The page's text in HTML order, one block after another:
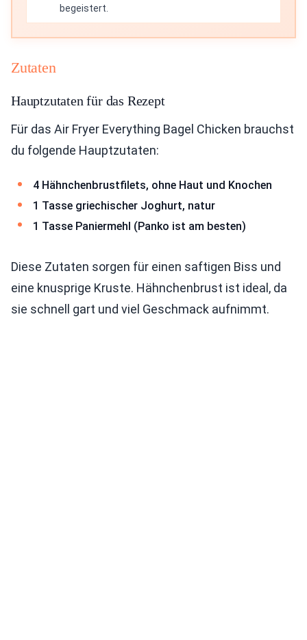
begeistert.
Zutaten
Hauptzutaten für das Rezept
Für das Air Fryer Everything Bagel Chicken brauchst
du folgende Hauptzutaten:
4 Hähnchenbrustfilets, ohne Haut und Knochen
1 Tasse griechischer Joghurt, natur
1 Tasse Paniermehl (Panko ist am besten)
Diese Zutaten sorgen für einen saftigen Biss und
eine knusprige Kruste. Hähnchenbrust ist ideal, da
sie schnell gart und viel Geschmack aufnimmt.